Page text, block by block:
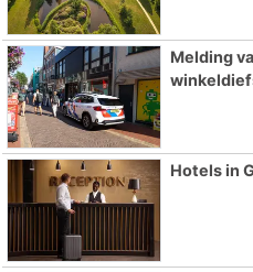
Melding
Hotels in